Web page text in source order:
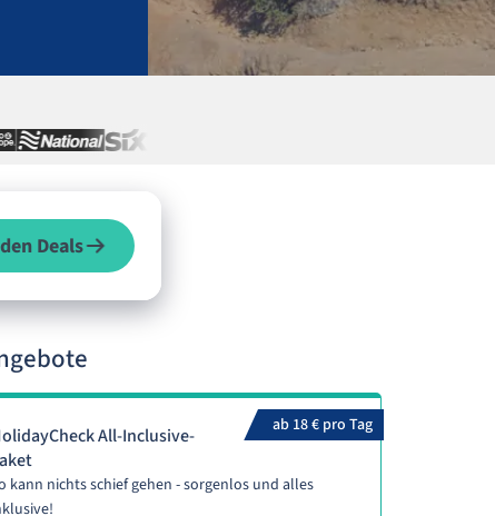
Deals
ab 18 € pro Tag
All-Inclusive-
kann nichts schief gehen - sorgenlos und alles